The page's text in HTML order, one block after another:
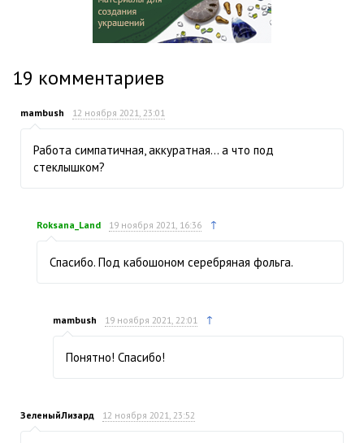
19 комментариев
mambush 12 ноября 2021, 23:01
Работа симпатичная, аккуратная… а что под
стеклышком?
Roksana_Land 19 ноября 2021, 16:36 ↑
Спасибо. Под кабошоном серебряная фольга.
mambush 19 ноября 2021, 22:01 ↑
Понятно! Спасибо!
ЗеленыйЛизард 12 ноября 2021, 23:52